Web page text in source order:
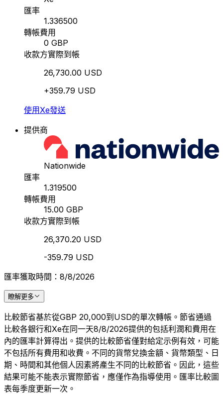
匯率
1.336500
轉帳費用
0 GBP
收款方實際到帳
26,730.00 USD
+359.79 USD
使用Xe發送
提供商
Nationwide
匯率
1.319500
轉帳費用
15.00 GBP
收款方實際到帳
26,370.20 USD
-359.79 USD
匯率獲取時間：8/8/2026
瞭解更多
比較節省基於從GBP 20,000到USD的單次轉帳。節省通過
比較各銀行和Xe在同一天8/8/2026提供的包括利潤和費用在
內的匯率計算得出。提供的比較節省僅對給定示例有效，可能
不包括所有費用和收費。不同的貨幣兌換金額、貨幣類型、日
期、時間和其他個人因素將產生不同的比較節省。因此，這些
結果可能不能表示實際節省，應僅作為指導使用。匯率比較圖
表每季度更新一次。